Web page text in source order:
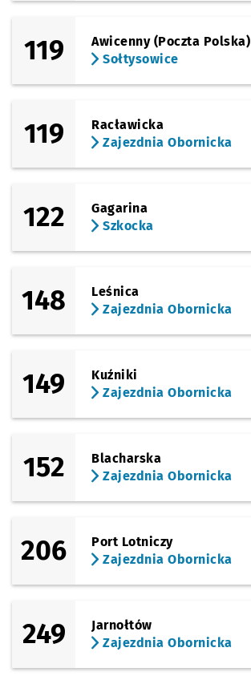
Irysowa NŻPrzystanek na życzenie
Zajezdnia Obornicka
119
Awicenny (Poczta Polska)
Sołtysowice
119
Racławicka
Zajezdnia Obornicka
122
Gagarina
Szkocka
148
Leśnica
Zajezdnia Obornicka
149
Kuźniki
Zajezdnia Obornicka
152
Blacharska
Zajezdnia Obornicka
206
Port Lotniczy
Zajezdnia Obornicka
249
Jarnołtów
Zajezdnia Obornicka